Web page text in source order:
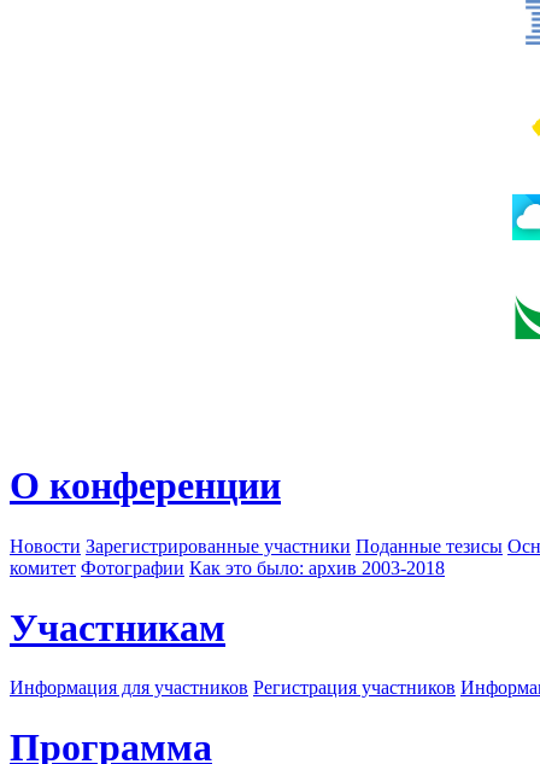
О конференции
Новости Зарегистрированные участники Поданные тезисы
комитет Фотографии Как это было: архив 2003-2018
Участникам
Информация для участников Регистрация участников
Программа